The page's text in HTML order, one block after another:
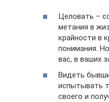
Целовать –
метания в
крайности в
понимания.
вас, в ваших
Видеть
испытывать
своего и